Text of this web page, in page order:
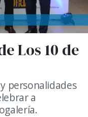
Los 10 de
personalidades
a